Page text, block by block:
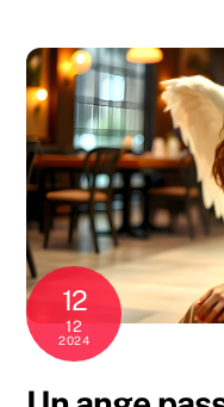
content
12
12
2024